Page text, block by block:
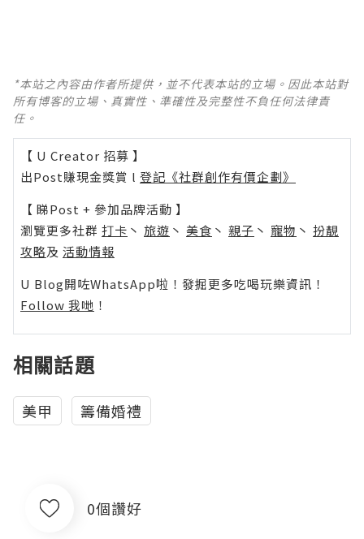
*本站之內容由作者所提供，並不代表本站的立場。因此本站對
所有博客的立場、真實性、準確性及完整性不負任何法律責
任。
【 U Creator 招募 】
出Post賺現金獎賞 l 登記《社群創作有價企劃》
【 睇Post + 參加品牌活動 】
瀏覽更多社群 打卡 丶 旅遊 丶 美食 丶 親子 丶 寵物 丶 扮靚
攻略及 活動情報
U Blog開咗WhatsApp啦！發掘更多吃喝玩樂資訊！
Follow 我哋 ！
相關話題
美甲 籌備婚禮
0個讚好